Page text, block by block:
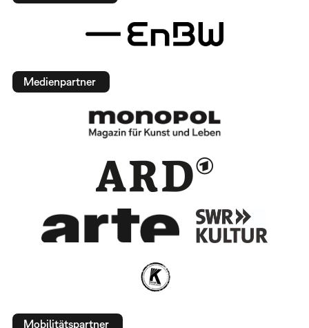
Medienpartner
Mobilitätspartner